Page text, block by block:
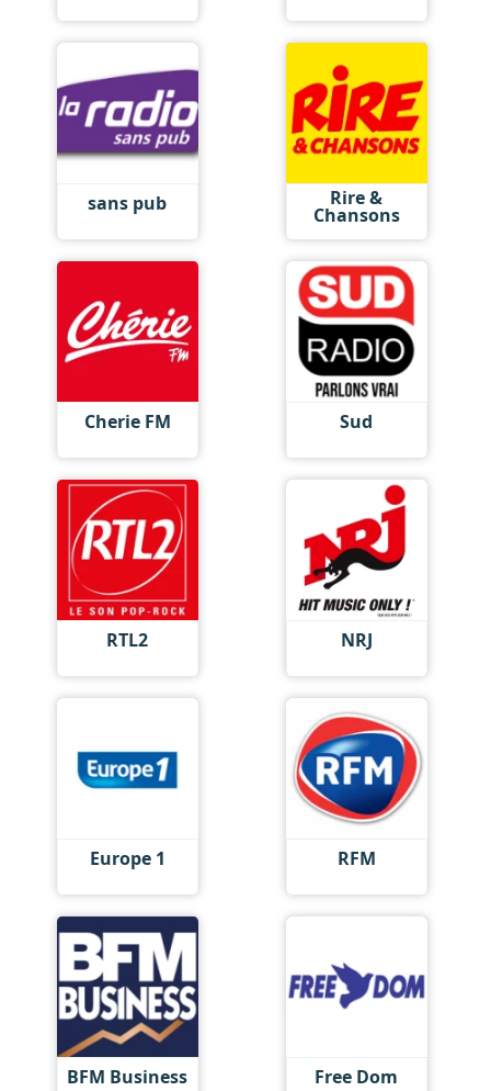
sans pub Rire &
Chansons
Cherie FM Sud
RTL2 NRJ
Europe 1 RFM
BFM Business Free Dom